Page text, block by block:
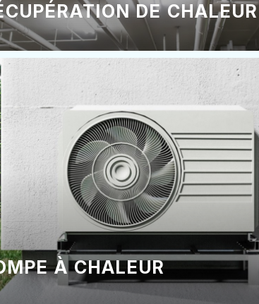
DE CHALEUR
À CHALEUR